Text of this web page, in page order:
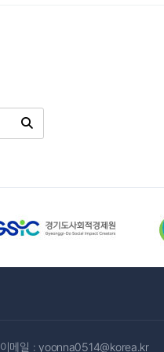
이메일 :yoonna0514@korea.kr